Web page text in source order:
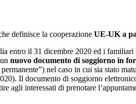
definisce la cooperazione UE-UK a
entro il 31 dicembre 2020 ed i
nuovo documento di soggiorno in
nel caso in cui sia stato
Il documento di soggiorno
interessati di prenotare